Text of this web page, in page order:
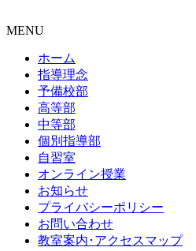
MENU
ホーム
指導理念
予備校部
高等部
中等部
個別指導部
自習室
オンライン授業
お知らせ
プライバシーポリシー
お問い合わせ
教室案内･アクセスマップ